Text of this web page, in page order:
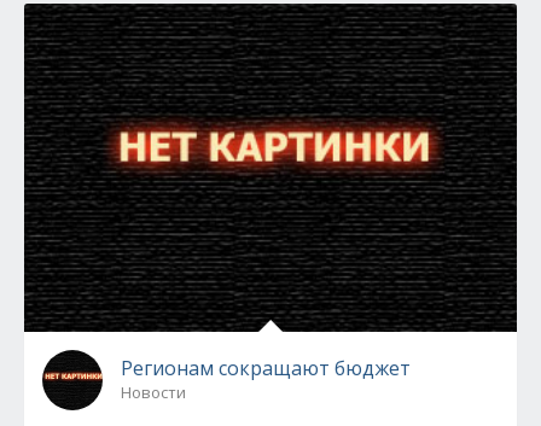
Регионам сокращают бюджет
Новости